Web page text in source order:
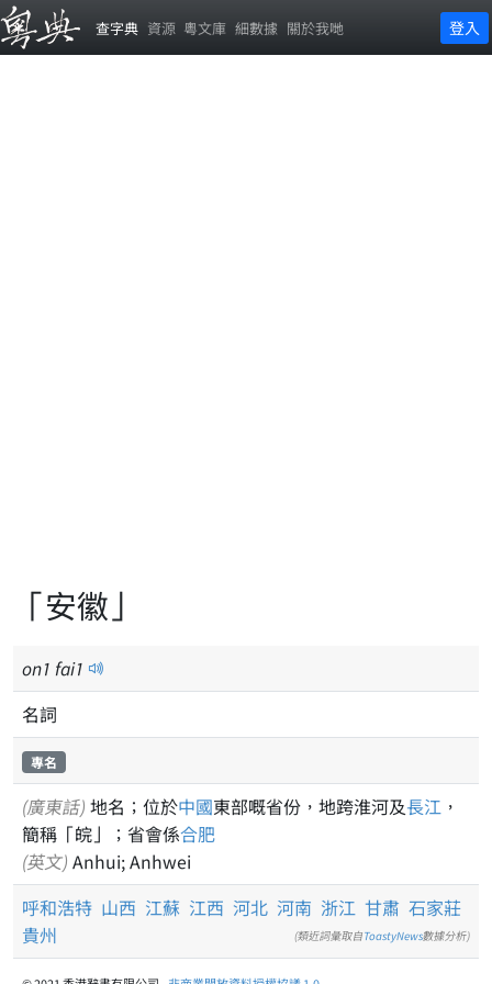
查字典 資源 粵文庫 細數據 關於我哋 登入
「安徽」
on1 fai1
名詞
專名
(廣東話) 地名；位於中國東部嘅省份，地跨淮河及長江 ，
簡稱「皖」；省會係合肥
(英文) Anhui; Anhwei
呼和浩特 山西 江蘇 江西 河北 河南 浙江 甘肅 石家莊
貴州
(類近詞彙取自ToastyNews數據分析)